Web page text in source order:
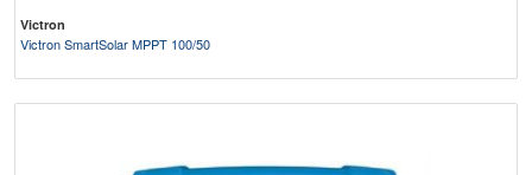
Victron
Victron SmartSolar MPPT 100/50